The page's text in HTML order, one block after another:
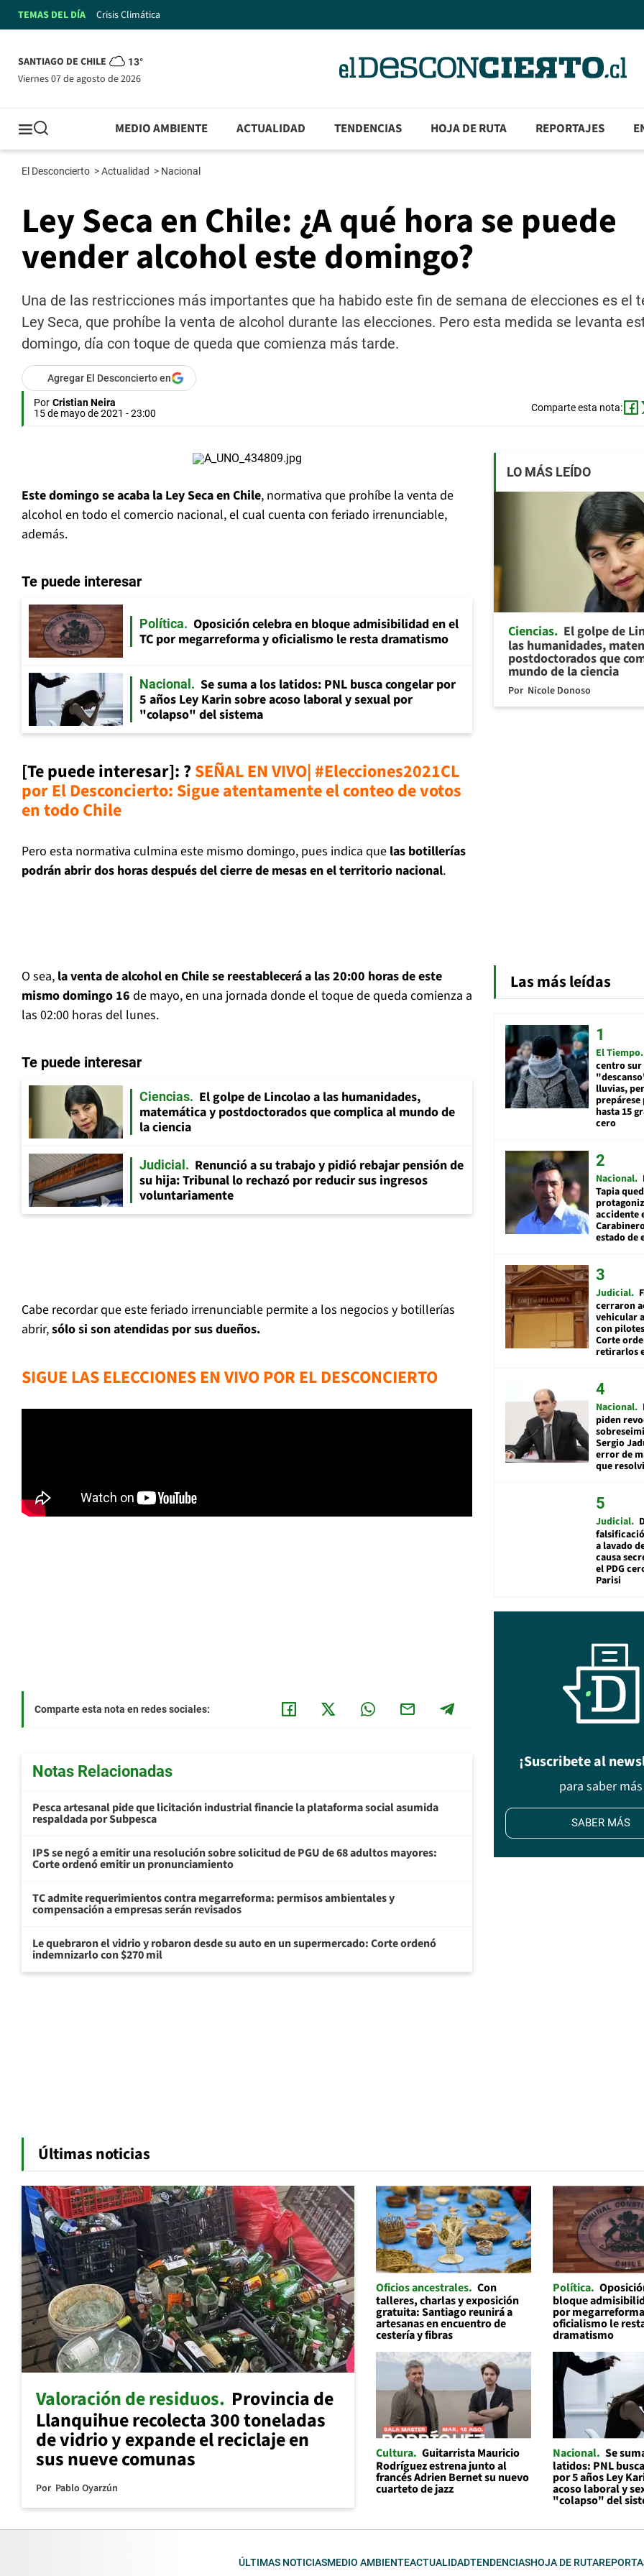
TEMAS DEL DÍA Crisis Climática
SANTIAGO DE CHILE 13°
viernes 07 de agosto de 2026
MEDIO AMBIENTE ACTUALIDAD TENDENCIAS HOJA DE RUTA REPORTAJES
El Desconcierto >Actualidad > Nacional
Ley Seca en Chile: ¿A qué hora se puede
vender alcohol este domingo?
Una de las restricciones más importantes que ha habido este fin de semana de elecciones es el
Ley Seca, que prohíbe la venta de alcohol durante las elecciones. Pero esta medida se levanta
domingo, día con toque de queda que comienza más tarde.
Agregar El Desconcierto en
Por Cristian Neira
15 de mayo de 2021 - 23:00
Comparte esta nota:
Este domingo se acaba la Ley Seca en Chile, normativa que prohíbe la venta de
alcohol en todo el comercio nacional, el cual cuenta con feriado irrenunciable,
además.
Te puede interesar
Política
Oposición celebra en bloque admisibilidad en el
TC por megarreforma y oficialismo le resta dramatismo
Nacional
Se suma a los latidos: PNL busca congelar por
5 años Ley Karin sobre acoso laboral y sexual por
"colapso" del sistema
[Te puede interesar]: ? SEÑAL EN VIVO| #Elecciones2021CL
por El Desconcierto: Sigue atentamente el conteo de votos
en todo Chile
Pero esta normativa culmina este mismo domingo, pues indica que las botillerías
podrán abrir dos horas después del cierre de mesas en el territorio nacional.
O sea, la venta de alcohol en Chile se reestablecerá a las 20:00 horas de este
mismo domingo 16 de mayo, en una jornada donde el toque de queda comienza a
las 02:00 horas del lunes.
Te puede interesar
Ciencias
El golpe de Lincolao a las humanidades,
matemática y postdoctorados que complica al mundo de
la ciencia
Judicial
Renunció a su trabajo y pidió rebajar pensión de
su hija: Tribunal lo rechazó por reducir sus ingresos
voluntariamente
Cabe recordar que este feriado irrenunciable permite a los negocios y botillerías
abrir,sólo si son atendidas por sus dueños.
SIGUE LAS ELECCIONES EN VIVO POR EL DESCONCIERTO
Comparte esta nota en redes sociales:
Notas Relacionadas
Pesca artesanal pide que licitación industrial financie la plataforma social asumida
respaldada por Subpesca
IPS se negó a emitir una resolución sobre solicitud de PGU de 68 adultos mayores:
Corte ordenó emitir un pronunciamiento
TC admite requerimientos contra megarreforma: permisos ambientales y
compensación a empresas serán revisados
Le quebraron el vidrio y robaron desde su auto en un supermercado: Corte ordenó
indemnizarlo con $270 mil
LO MÁS LEÍDO
Ciencias El golpe de
las humanidades,
postdoctorados que
mundo de la ciencia
Por Nicole Donoso
Las más leídas
El Tiempo
centro
lluvias,
hasta 15
cero
Nacional
Tapia
accidente
estado de
Judicial
cerraron
vehicular
con
Corte
retirarlos
Nacional
piden
Sergio
error de
que
Judicial
a lavado
causa
el PDG
Parisi
¡Suscribete al
para saber más
SABER MÁS
Últimas noticias
Valoración de residuos Provincia de
Llanquihue recolecta 300 toneladas
de vidrio y expande el reciclaje en
sus nueve comunas
Por Pablo Oyarzún
Oficios ancestrales Con
talleres, charlas y exposición
gratuita: Santiago reunirá a
artesanas en encuentro de
cestería y fibras
Política
bloque
por
oficialismo le
dramatismo
Cultura Guitarrista Mauricio
Rodríguez estrena junto al
francés Adrien Bernet su nuevo
cuarteto de jazz
Nacional Se
latidos: PNL
por 5 años Ley
acoso laboral y
"colapso" del
ÚLTIMAS NOTICIASMEDIO AMBIENTEACTUALIDADTENDENCIASHOJA DE RUTA